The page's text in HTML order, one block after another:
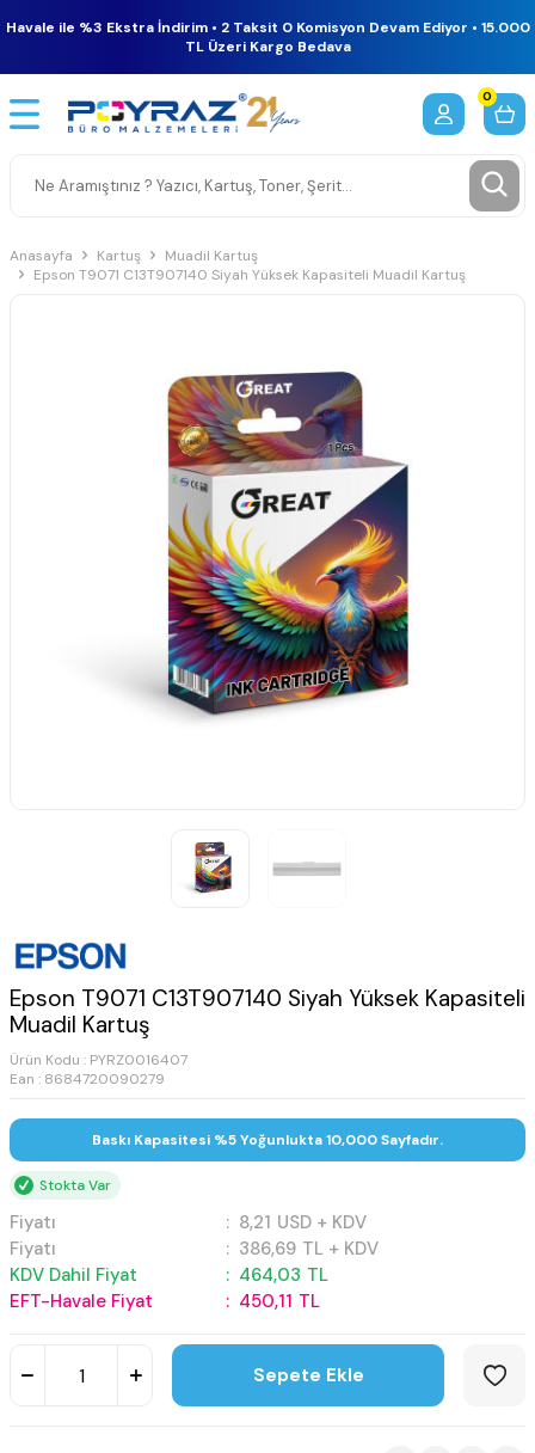
Havale ile %3 Ekstra İndirim • 2 Taksit 0 Komisyon Devam Ediyor • 15.000
TL Üzeri Kargo Bedava
0
Anasayfa Kartuş
Muadil Kartuş
Epson T9071 C13T907140 Siyah Yüksek Kapasiteli Muadil Kartuş
Epson T9071 C13T907140 Siyah Yüksek Kapasiteli
Muadil Kartuş
Ürün Kodu : PYRZ0016407
Ean : 8684720090279
Baskı Kapasitesi %5 Yoğunlukta 10,000 Sayfadır.
Stokta Var
Fiyatı : 8,21 USD + KDV
Fiyatı
: 386,69 TL + KDV
KDV Dahil Fiyat
: 464,03 TL
EFT-Havale Fiyat
: 450,11 TL
Sepete Ekle